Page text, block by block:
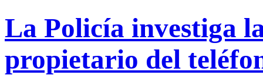
La Policía investiga
propietario del